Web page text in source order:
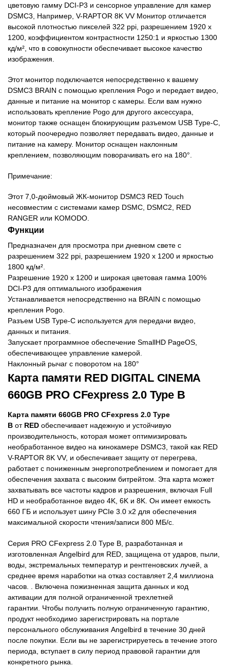
цветовую гамму DCI-P3 и сенсорное управление для камер
DSMC3, Например, V-RAPTOR 8K VV Монитор отличается
высокой плотностью пикселей 322 ppi, разрешением 1920 x
1200, коэффициентом контрастности 1250:1 и яркостью 1300
кд/м², что в совокупности обеспечивает высокое качество
изображения.
Этот монитор подключается непосредственно к вашему
DSMC3 BRAIN с помощью крепления Pogo и передает видео,
данные и питание на монитор с камеры. Если вам нужно
использовать крепление Pogo для другого аксессуара,
монитор также оснащен блокирующим разъемом USB Type-C,
который поочередно позволяет передавать видео, данные и
питание на камеру. Монитор оснащен наклонным
креплением, позволяющим поворачивать его на 180°.
Примечание:
Этот 7,0-дюймовый ЖК-монитор DSMC3 RED Touch
несовместим с системами камер DSMC, DSMC2, RED
RANGER или KOMODO.
Функции
Предназначен для просмотра при дневном свете с
разрешением 322 ppi, разрешением 1920 x 1200 и яркостью
1800 кд/м².
Разрешение 1920 x 1200 и широкая цветовая гамма 100%
DCI-P3 для оптимального изображения
Устанавливается непосредственно на BRAIN с помощью
крепления Pogo.
Разъем USB Type-C используется для передачи видео,
данных и питания.
Запускает программное обеспечение SmallHD PageOS,
обеспечивающее управление камерой.
Наклонный рычаг с поворотом на 180°
Карта памяти RED DIGITAL CINEMA
660GB PRO CFexpress 2.0 Type B
Карта памяти 660GB PRO CFexpress 2.0 Type
B от RED обеспечивает надежную и устойчивую
производительность, которая может оптимизировать
необработанное видео на кинокамере DSMC3, такой как RED
V-RAPTOR 8K VV, и обеспечивает защиту от перегрева,
работает с пониженным энергопотреблением и помогает для
обеспечения захвата с высоким битрейтом. Эта карта может
захватывать все частоты кадров и разрешения, включая Full
HD и необработанное видео 4K, 6K и 8K. Он имеет емкость
660 ГБ и использует шину PCIe 3.0 x2 для обеспечения
максимальной скорости чтения/записи 800 МБ/с.
Серия PRO CFexpress 2.0 Type B, разработанная и
изготовленная Angelbird для RED, защищена от ударов, пыли,
воды, экстремальных температур и рентгеновских лучей, а
среднее время наработки на отказ составляет 2,4 миллиона
часов. . Включена пожизненная защита данных и код
активации для полной ограниченной трехлетней
гарантии. Чтобы получить полную ограниченную гарантию,
продукт необходимо зарегистрировать на портале
персонального обслуживания Angelbird в течение 30 дней
после покупки. Если вы не зарегистрируетесь в течение этого
периода, вступает в силу период правовой гарантии для
конкретного рынка.